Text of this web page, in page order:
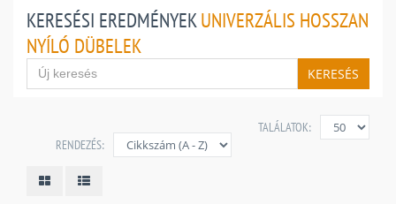
KERESÉSI EREDMÉNYEKUNIVERZÁLIS HOSSZAN
NYÍLÓ DÜBELEK
KERESÉS
TALÁLATOK:
RENDEZÉS: